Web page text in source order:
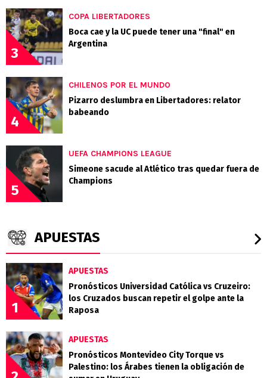
3
COPA LIBERTADORES
Boca cae y la UC puede tener una "final" en
Argentina
4
CHILENOS POR EL MUNDO
Pizarro deslumbra en Libertadores: relator
babeando
5
UEFA CHAMPIONS LEAGUE
Simeone sacude al Atlético tras quedar fuera de
Champions
APUESTAS
1
APUESTAS
Pronósticos Universidad Católica vs Cruzeiro:
los Cruzados buscan repetir el golpe ante la
Raposa
APUESTAS
Pronósticos Montevideo City Torque vs
Palestino: los Árabes tienen la obligación de